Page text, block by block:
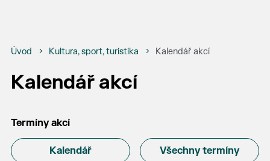
Úvod Kultura, sport, turistika Kalendář akcí
Kalendář akcí
Termíny akcí
Kalendář Všechny termíny